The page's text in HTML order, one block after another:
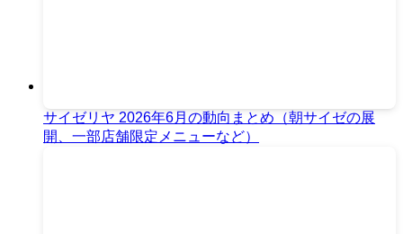
サイゼリヤ 2026年6月の動向まとめ（朝サイゼの展
開、一部店舗限定メニューなど）